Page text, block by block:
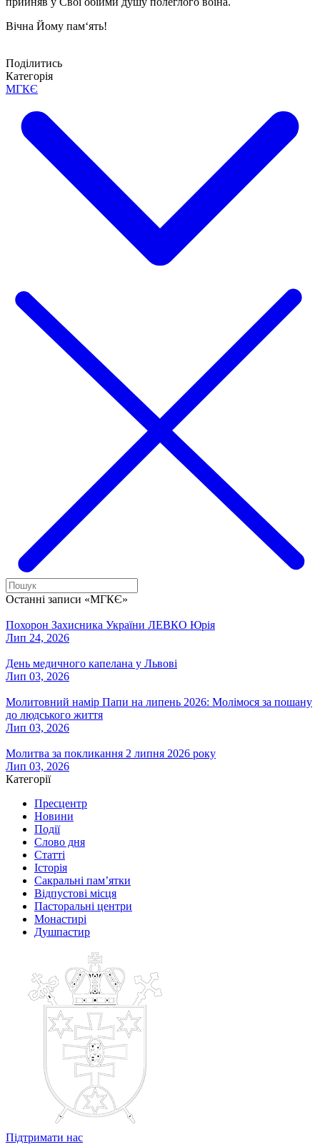
Вічна Йому пам‘ять!
Поділитись
Категорія
МГКЄ
Останні записи «МГКЄ»
Похорон Захисника України ЛЕВКО Юрія
Лип 24, 2026
День медичного капелана у Львові
Лип 03, 2026
Молитовний намір Папи на липень 2026: Молімося за пошану
до людського життя
Лип 03, 2026
Молитва за покликання 2 липня 2026 року
Лип 03, 2026
Категорії
Пресцентр
Новини
Події
Слово дня
Статті
Історія
Сакральні пам’ятки
Відпустові місця
Пасторальні центри
Монастирі
Душпастир
Підтримати нас